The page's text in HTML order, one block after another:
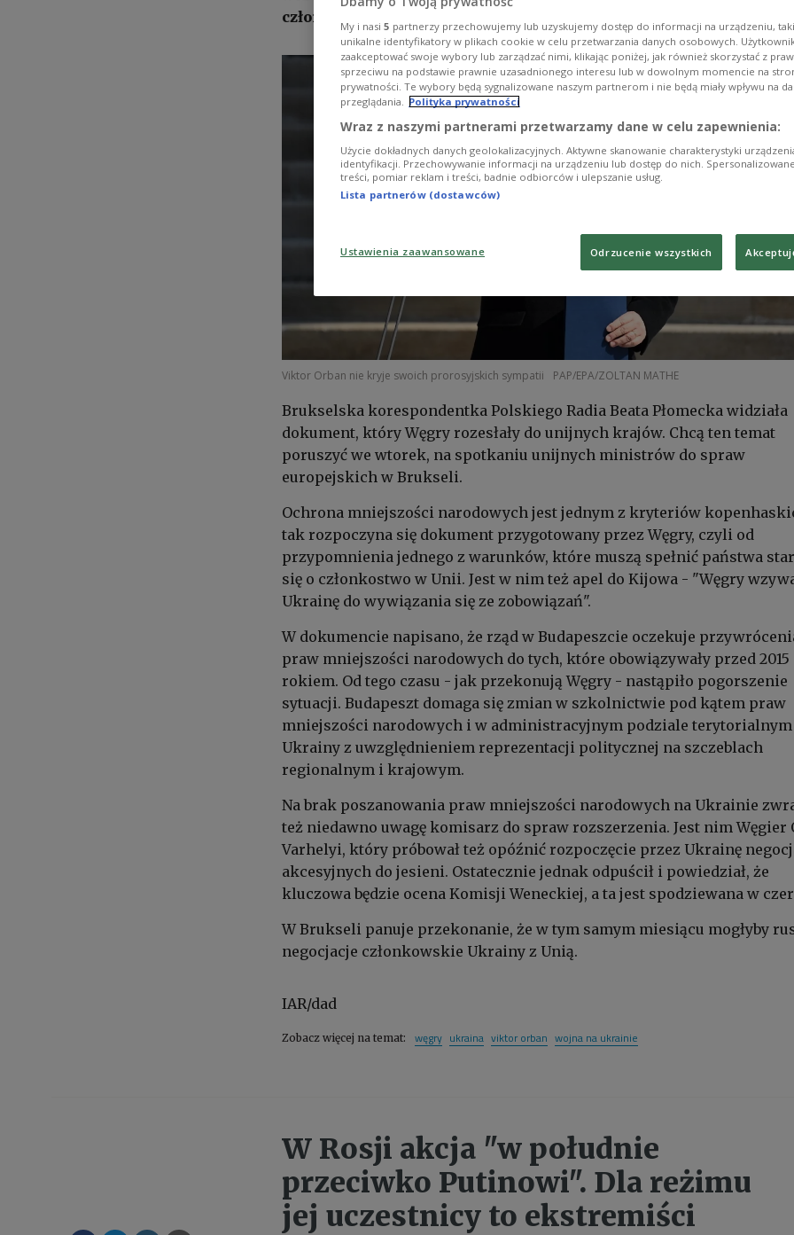
członkostwie w Unii Europejskiej.
Viktor Orban nie kryje swoich prorosyjskich sympatii PAP/EPA/ZOLTAN MATHE
Brukselska korespondentka Polskiego Radia Beata Płomecka widziała
dokument, który Węgry rozesłały do unijnych krajów. Chcą ten temat
poruszyć we wtorek, na spotkaniu unijnych ministrów do spraw
europejskich w Brukseli.
Ochrona mniejszości narodowych jest jednym z kryteriów
tak rozpoczyna się dokument przygotowany przez Węgry, czyli od
przypomnienia jednego z warunków, które muszą spełnić państwa
się o członkostwo w Unii. Jest w nim też apel do Kijowa - "Węgry
Ukrainę do wywiązania się ze zobowiązań".
W dokumencie napisano, że rząd w Budapeszcie oczekuje
praw mniejszości narodowych do tych, które obowiązywały przed 2015
rokiem. Od tego czasu - jak przekonują Węgry - nastąpiło pogorszenie
sytuacji. Budapeszt domaga się zmian w szkolnictwie pod kątem praw
mniejszości narodowych i w administracyjnym podziale terytorialnym
Ukrainy z uwzględnieniem reprezentacji politycznej na szczeblach
regionalnym i krajowym.
Na brak poszanowania praw mniejszości narodowych na Ukrainie
też niedawno uwagę komisarz do spraw rozszerzenia. Jest nim Węgier
Varhelyi, który próbował też opóźnić rozpoczęcie przez Ukrainę
akcesyjnych do jesieni. Ostatecznie jednak odpuścił i powiedział, że
kluczowa będzie ocena Komisji Weneckiej, a ta jest spodziewana w
W Brukseli panuje przekonanie, że w tym samym miesiącu mogłyby
negocjacje członkowskie Ukrainy z Unią.
IAR/dad
Zobacz więcej na temat: węgry ukraina viktor orban wojna na ukrainie
W Rosji akcja "w południe
przeciwko Putinowi". Dla reżimu
jej uczestnicy to ekstremiści
My i nasi 5 partnerzy przechowujemy lub uzyskujemy dostęp do informacji na urządzeniu,
unikalne identyfikatory w plikach cookie w celu przetwarzania danych osobowych.
zaakceptować swoje wybory lub zarządzać nimi, klikając poniżej, jak również skorzystać z
sprzeciwu na podstawie prawnie uzasadnionego interesu lub w dowolnym momencie na
prywatności. Te wybory będą sygnalizowane naszym partnerom i nie będą miały wpływu na
przeglądania. Polityka prywatności
Wraz z naszymi partnerami przetwarzamy dane w celu zapewnienia:
Użycie dokładnych danych geolokalizacyjnych. Aktywne skanowanie charakterystyki
identyfikacji. Przechowywanie informacji na urządzeniu lub dostęp do nich.
treści, pomiar reklam i treści, badnie odbiorców i ulepszanie usług.
Lista partnerów (dostawców)
Ustawienia zaawansowane Odrzucenie wszystkich